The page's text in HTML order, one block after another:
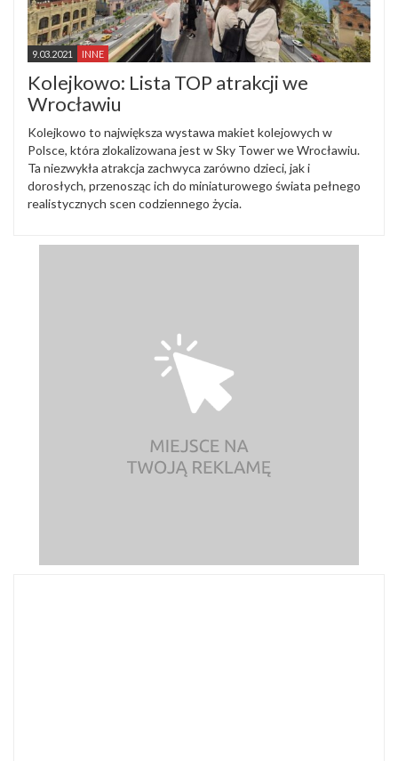
9.03.2021 INNE
Kolejkowo: Lista TOP atrakcji we
Wrocławiu
Kolejkowo to największa wystawa makiet kolejowych w
Polsce, która zlokalizowana jest w Sky Tower we Wrocławiu.
Ta niezwykła atrakcja zachwyca zarówno dzieci, jak i
dorosłych, przenosząc ich do miniaturowego świata pełnego
realistycznych scen codziennego życia.